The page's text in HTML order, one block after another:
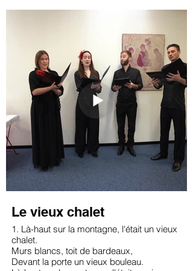
Le vieux chalet
1. Là-haut sur la montagne, l'était un vieux
chalet.
Murs blancs, toit de bardeaux,
Devant la porte un vieux bouleau.